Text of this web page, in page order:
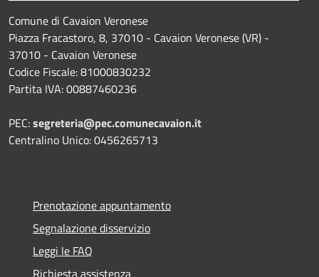
Comune di Cavaion Veronese
Piazza Fracastoro, 8, 37010 - Cavaion Veronese (VR) -
37010 - Cavaion Veronese
Codice Fiscale: 81000830232
Partita IVA: 00887460236
PEC:segreteria@pec.comunecavaion.it
Centralino Unico: 0456265713
Prenotazione appuntamento
Segnalazione disservizio
Leggi le FAQ